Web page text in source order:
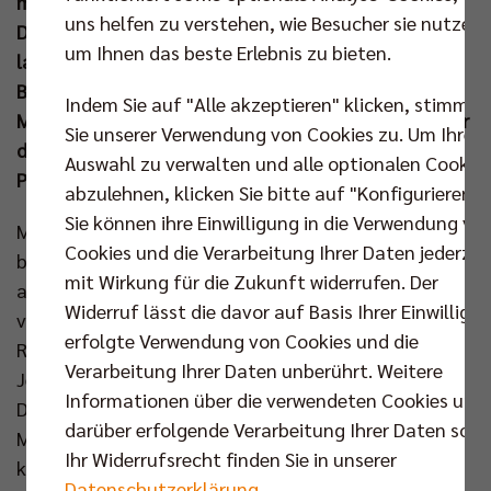
Dauerrivalen vom Bodensee durchsetzen konnten,
lag insbesondere an den beiden Einwechslungen von
Benjamin Patch und Cody Kessel. Der Deutsche
Meister eröffnete die Zwischenrunde damit so, wie er
die Hauptrunde beendete: ungeschlagen und ohne
Punktverlust.
Marek Sotola, der in dieser Saison bereits ein
bärenstarkes Spiel gegen den Rekordmeister
ablieferte, durfte im ersten Match des neuen Jahres
von Beginn an auf den Court – und mit ihm auch
Ruben Schott, Timothèe Carle, Nehemiah Mote,
Jeffrey Jendryk, Sergey Grankin und Libero Santiago
Danani. Bei Friedrichshafen fehlte neben
Mittelblocker Lucas Van Berkel auch noch der
kürzlich nachverpflichtete Nikola Pekovic. Deshalb
uns helfen zu verstehen, wie Besucher sie nutzen,
um Ihnen das beste Erlebnis zu bieten.
Indem Sie auf "Alle akzeptieren" klicken, stimmen
Sie unserer Verwendung von Cookies zu. Um Ihre
Auswahl zu verwalten und alle optionalen Cookies
abzulehnen, klicken Sie bitte auf "Konfigurieren".
Sie können ihre Einwilligung in die Verwendung
Cookies und die Verarbeitung Ihrer Daten
mit Wirkung für die Zukunft widerrufen. Der
Widerruf lässt die davor auf Basis Ihrer
erfolgte Verwendung von Cookies und die
Verarbeitung Ihrer Daten unberührt. Weitere
Informationen über die verwendeten Cookies und
darüber erfolgende Verarbeitung Ihrer Daten
Ihr Widerrufsrecht finden Sie in unserer